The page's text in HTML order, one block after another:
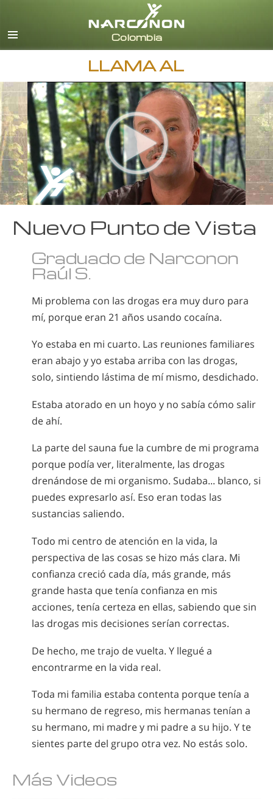
Español
Todas las Regiones/Idiomas
LLAMA AL
Nuevo Punto de Vista
Graduado de Narconon
Raúl S.
Mi problema con las drogas era muy duro para
mí, porque eran 21 años usando cocaína.
Yo estaba en mi cuarto. Las reuniones familiares
eran abajo y yo estaba arriba con las drogas,
solo, sintiendo lástima de mí mismo, desdichado.
Estaba atorado en un hoyo y no sabía cómo salir
de ahí.
La parte del sauna fue la cumbre de mi programa
porque podía ver, literalmente, las drogas
drenándose de mi organismo. Sudaba... blanco, si
puedes expresarlo así. Eso eran todas las
sustancias saliendo.
Todo mi centro de atención en la vida, la
perspectiva de las cosas se hizo más clara. Mi
confianza creció cada día, más grande, más
grande hasta que tenía confianza en mis
acciones, tenía certeza en ellas, sabiendo que sin
las drogas mis decisiones serían correctas.
De hecho, me trajo de vuelta. Y llegué a
encontrarme en la vida real.
Toda mi familia estaba contenta porque tenía a
su hermano de regreso, mis hermanas tenían a
su hermano, mi madre y mi padre a su hijo. Y te
sientes parte del grupo otra vez. No estás solo.
Más Videos